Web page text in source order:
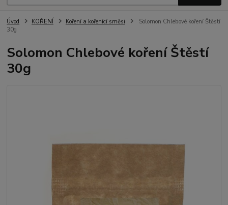
Úvod KOŘENÍ Koření a kořenící směsi
Solomon Chlebové koření Štěstí
30g
Solomon Chlebové koření Štěstí
30g